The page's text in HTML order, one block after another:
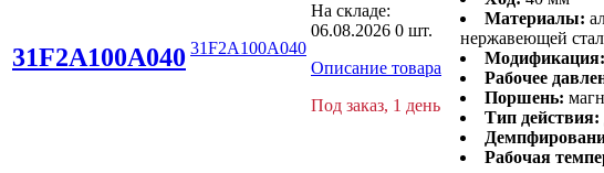
31F2A100A040 31F2A100A040
На складе:
06.08.2026 0 шт.
Описание товара
Под заказ, 1 день
Материалы:
нержавеющей
Модификация:
Рабочее
Поршень:
Тип действия:
Рабочая